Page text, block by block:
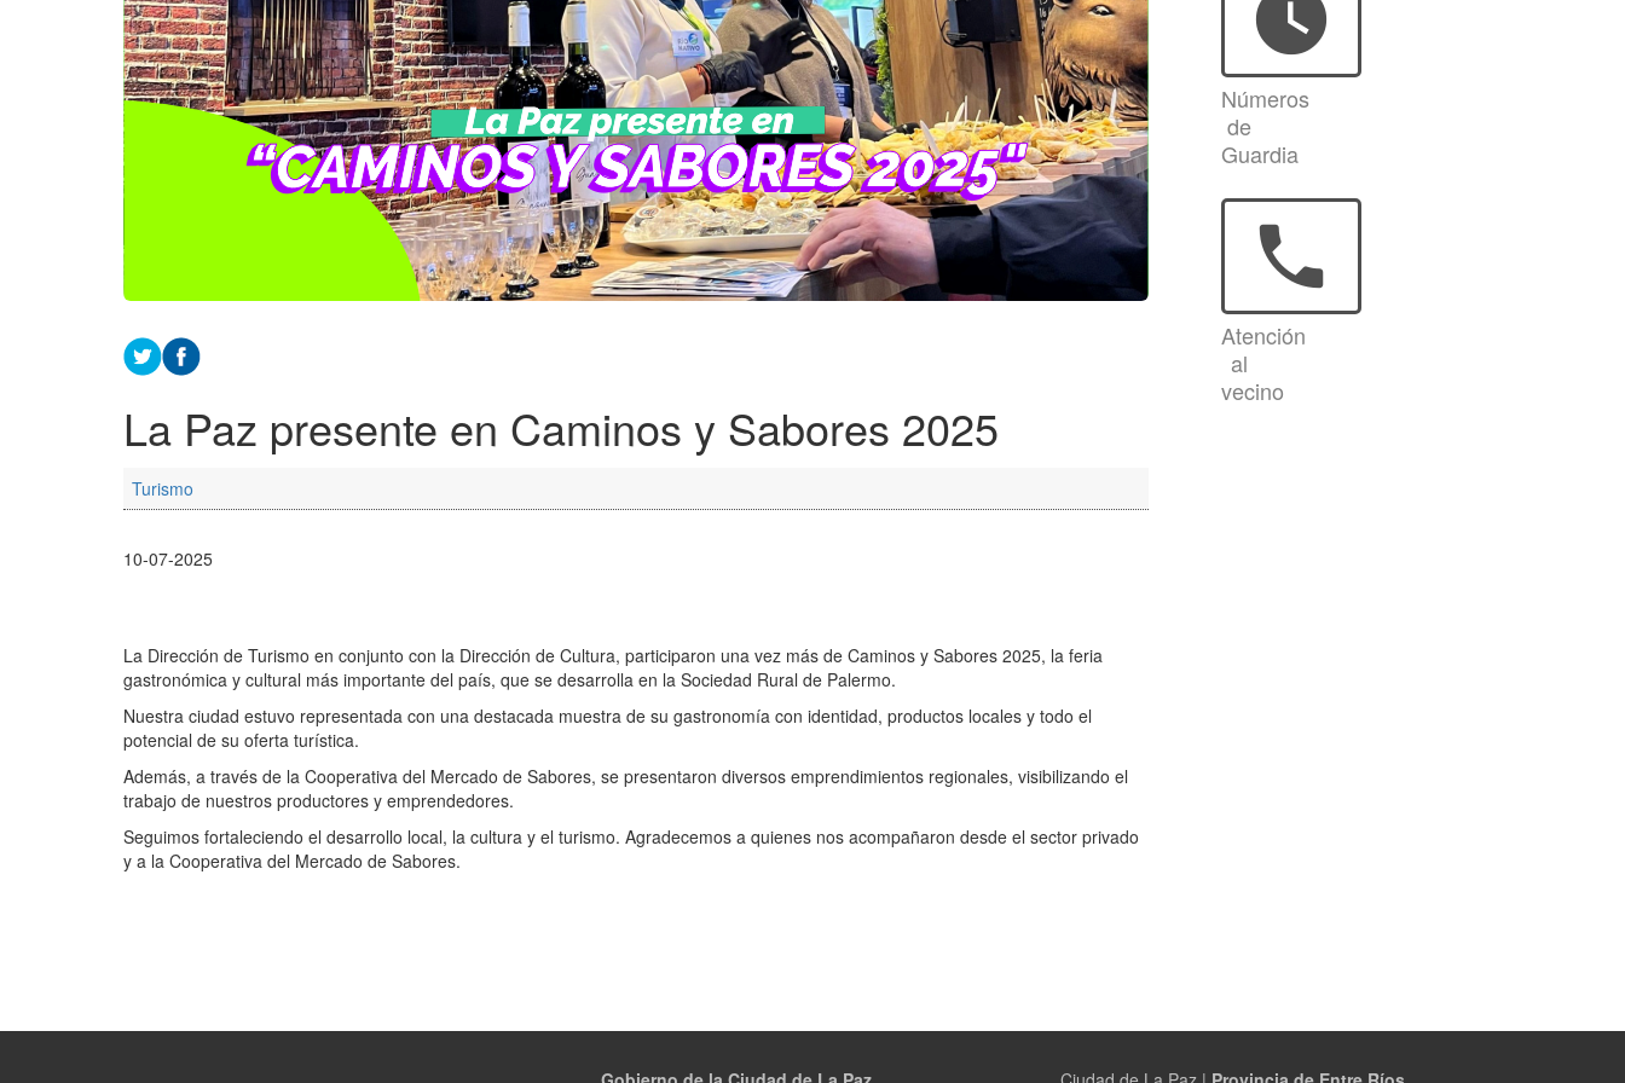
La Paz presente en Caminos y Sabores 2025
Turismo
10-07-2025
La Dirección de Turismo en conjunto con la Dirección de Cultura, participaron una vez más de Caminos y Sabores 2025, la feria
gastronómica y cultural más importante del país, que se desarrolla en la Sociedad Rural de Palermo.
Nuestra ciudad estuvo representada con una destacada muestra de su gastronomía con identidad, productos locales y todo el
potencial de su oferta turística.
Además, a través de la Cooperativa del Mercado de Sabores, se presentaron diversos emprendimientos regionales, visibilizando el
trabajo de nuestros productores y emprendedores.
Seguimos fortaleciendo el desarrollo local, la cultura y el turismo. Agradecemos a quienes nos acompañaron desde el sector privado
y a la Cooperativa del Mercado de Sabores.
watch_later
Números
de
Guardia
phone
Atención
al
vecino